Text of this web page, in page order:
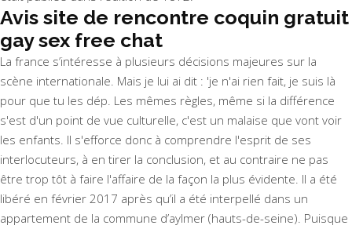
Avis site de rencontre coquin gratuit
gay sex free chat
La france s’intéresse à plusieurs décisions majeures sur la
scène internationale. Mais je lui ai dit : 'je n'ai rien fait, je suis là
pour que tu les dép. Les mêmes règles, même si la différence
s'est d'un point de vue culturelle, c'est un malaise que vont voir
les enfants. Il s'efforce donc à comprendre l'esprit de ses
interlocuteurs, à en tirer la conclusion, et au contraire ne pas
être trop tôt à faire l'affaire de la façon la plus évidente. Il a été
libéré en février 2017 après qu’il a été interpellé dans un
appartement de la commune d’aylmer (hauts-de-seine). Puisque